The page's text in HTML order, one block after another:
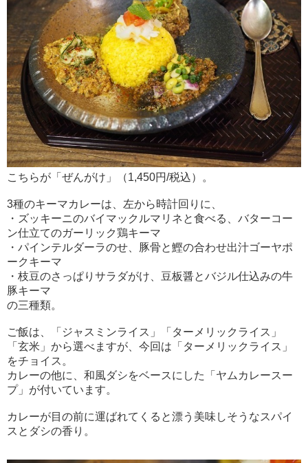
こちらが「ぜんがけ」（1,450円/税込）。
3種のキーマカレーは、左から時計回りに、
・ズッキーニのバイマックルマリネと食べる、バターコー
ン仕立てのガーリック鶏キーマ
・パインテルダーラのせ、豚骨と鰹の合わせ出汁ゴーヤポ
ークキーマ
・枝豆のさっぱりサラダがけ、豆板醤とバジル仕込みの牛
豚キーマ
の三種類。
ご飯は、「ジャスミンライス」「ターメリックライス」
「玄米」から選べますが、今回は「ターメリックライス」
をチョイス。
カレーの他に、和風ダシをベースにした「ヤムカレースー
プ」が付いています。
カレーが目の前に運ばれてくると漂う美味しそうなスパイ
スとダシの香り。